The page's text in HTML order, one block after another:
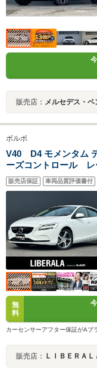
販売店： メルセデス・ベ
ボルボ
V40 D4 モメンタム
ーズコントロール
スポットインフォメ
フルセグTV バック
ーシート LEDヘッド
販売店保証 車両品質評価書付
無
料
カーセンサーアフター保証がAプ
販売店： ＬＩＢＥＲＡ